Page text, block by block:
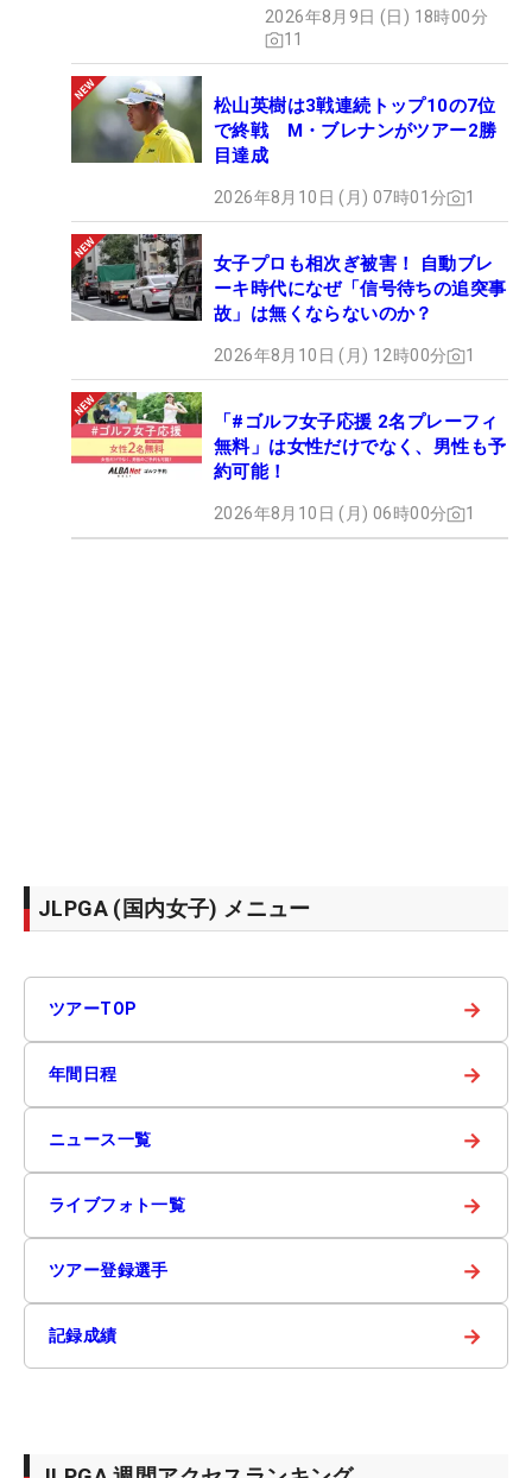
2026年8月9日 (日) 18時00分
11
松山英樹は3戦連続トップ10の7位
で終戦 M・ブレナンがツアー2勝
目達成
2026年8月10日 (月) 07時01分 1
女子プロも相次ぎ被害！ 自動ブレ
ーキ時代になぜ「信号待ちの追突事
故」は無くならないのか？
2026年8月10日 (月) 12時00分 1
「#ゴルフ女子応援 2名プレーフィ
無料」は女性だけでなく、男性も予
約可能！
2026年8月10日 (月) 06時00分 1
JLPGA (国内女子) メニュー
ツアーTOP →
年間日程 →
ニュース一覧 →
ライブフォト一覧 →
ツアー登録選手 →
記録成績 →